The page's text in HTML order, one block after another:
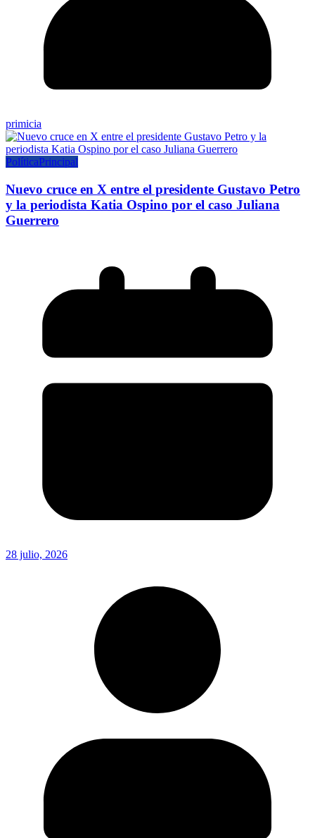
primicia
PolíticaPrincipal
Nuevo cruce en X entre el presidente Gustavo Petro
y la periodista Katia Ospino por el caso Juliana
Guerrero
28 julio, 2026